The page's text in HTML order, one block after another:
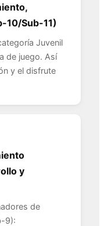
10/Sub-11)
Juvenil
de juego. Así
y el disfrute
y
de
9):